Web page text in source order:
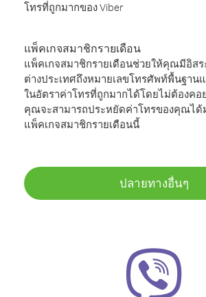
โทรที่ถูกมากของ Viber
แพ็คเกจสมาชิกรายเดือน
แพ็คเกจสมาชิกรายเดือนช่วยให้คุณมีอิสร
ต่างประเทศถึงหมายเลขโทรศัพท์พื้นฐาน
ในอัตราค่าโทรที่ถูกมากได้โดยไม่ต้องคอ
คุณจะสามารถประหยัดค่าโทรของคุณได้
แพ็คเกจสมาชิกรายเดือนนี้
ปลายทางอื่นๆ